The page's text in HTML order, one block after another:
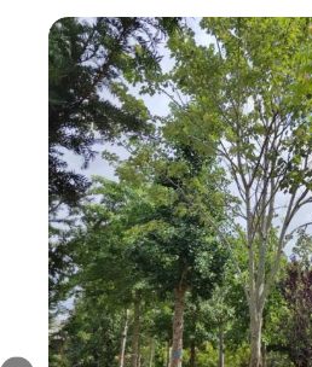
Deze
optie
kan
op
de